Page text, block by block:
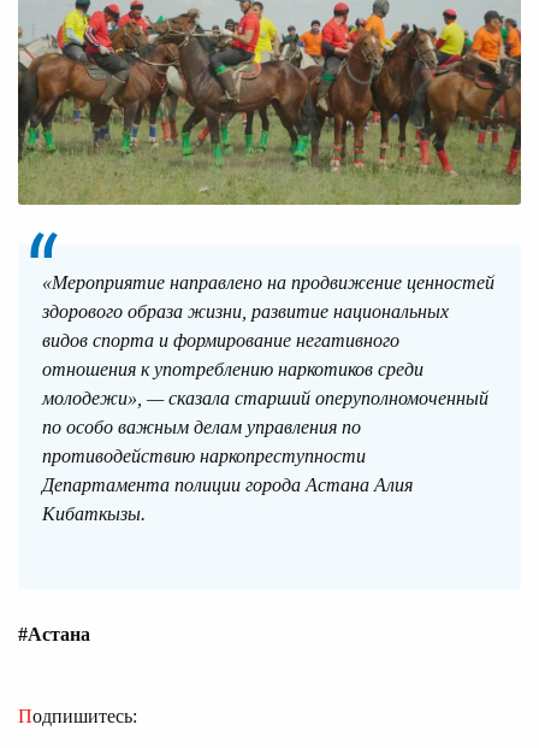
«Мероприятие направлено на продвижение ценностей
здорового образа жизни, развитие национальных
видов спорта и формирование негативного
отношения к употреблению наркотиков среди
молодежи», — сказала старший оперуполномоченный
по особо важным делам управления по
противодействию наркопреступности
Департамента полиции города Астана Алия
Кибаткызы.
#Астана
Подпишитесь: